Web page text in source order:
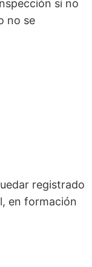
si no
no se
registrado
en formación